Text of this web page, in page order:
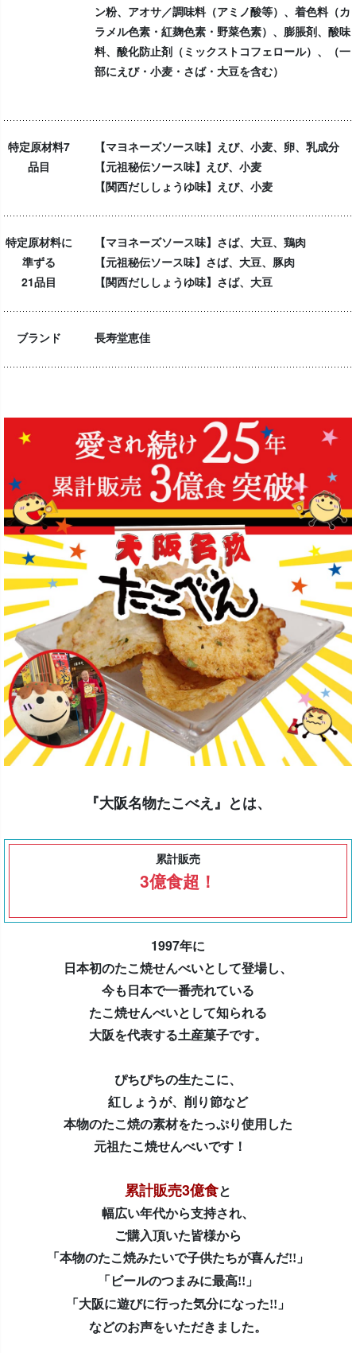
ン粉、アオサ／調味料（アミノ酸等）、着色料（カ
ラメル色素・紅麹色素・野菜色素）、膨脹剤、酸味
料、酸化防止剤（ミックストコフェロール）、（一
部にえび・小麦・さば・大豆を含む）
特定原材料7
品目
【マヨネーズソース味】えび、小麦、卵、乳成分
【元祖秘伝ソース味】えび、小麦
【関西だししょうゆ味】えび、小麦
特定原材料に
準ずる
21品目
【マヨネーズソース味】さば、大豆、鶏肉
【元祖秘伝ソース味】さば、大豆、豚肉
【関西だししょうゆ味】さば、大豆
ブランド 長寿堂恵佳
『大阪名物たこべえ』とは、
累計販売
3億食超！
1997年に
日本初のたこ焼せんべいとして登場し、
今も日本で一番売れている
たこ焼せんべいとして知られる
大阪を代表する土産菓子です。
ぴちぴちの生たこに、
紅しょうが、削り節など
本物のたこ焼の素材をたっぷり使用した
元祖たこ焼せんべいです！
累計販売3億食と
幅広い年代から支持され、
ご購入頂いた皆様から
「本物のたこ焼みたいで子供たちが喜んだ!!」
「ビールのつまみに最高!!」
「大阪に遊びに行った気分になった!!」
などのお声をいただきました。